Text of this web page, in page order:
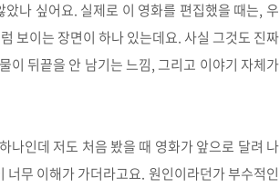
나 싶어요. 실제로 이 영화를 편집했을 때는, 우
보이는 장면이 하나 있는데요. 사실 그것도 진짜
이 뒤끝을 안 남기는 느낌, 그리고 이야기 자체가
나인데 저도 처음 봤을 때 영화가 앞으로 달려 나
무 이해가 가더라고요. 원인이라던가 부수적인